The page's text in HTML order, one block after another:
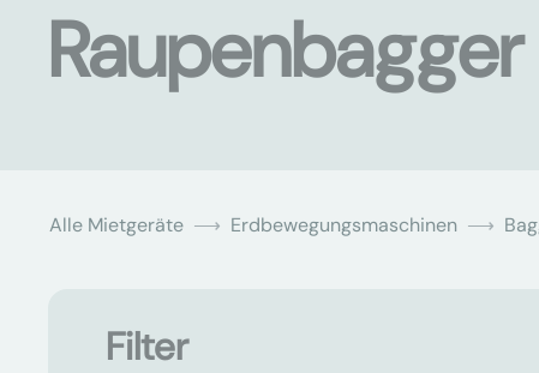
Alle Mietgeräte Erdbewegungsmaschinen
Filter